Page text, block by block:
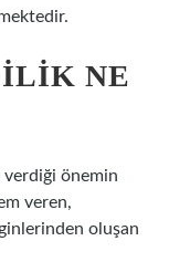
NE
verdiği önemin
veren,
oluşan